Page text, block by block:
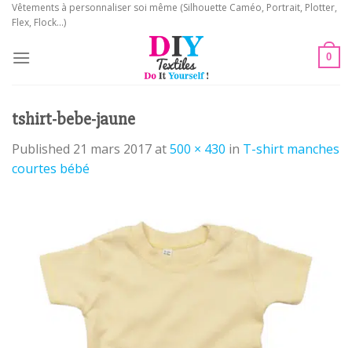
SkipVêtements à personnaliser soi même (Silhouette Caméo, Portrait, Plotter,
Flex, Flock...)
0
tshirt-bebe-jaune
Published 21 mars 2017at500 × 430 in T-shirt manches
courtes bébé